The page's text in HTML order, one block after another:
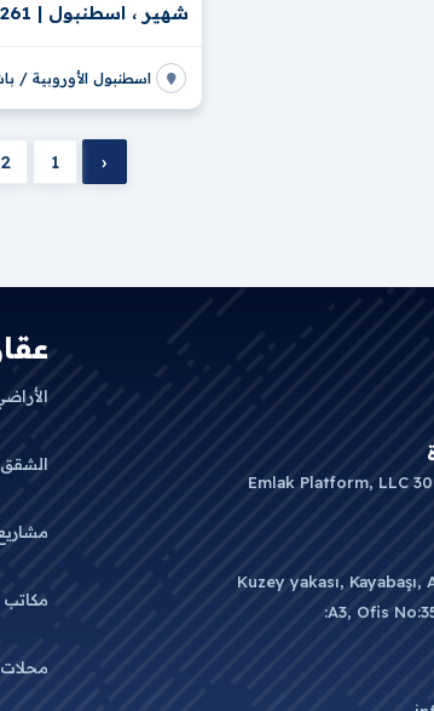
شهير ، اسطنبول | SH261
اسطنبول الأوروبية /
‹
1
2
Emlak Platform, LLC
Kuzey yakası,
:A3, Ofis
مكاتب
محلات